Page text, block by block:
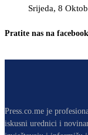
Srijeda, 8
Pratite nas na
Press.co.me je
iskusni urednici i